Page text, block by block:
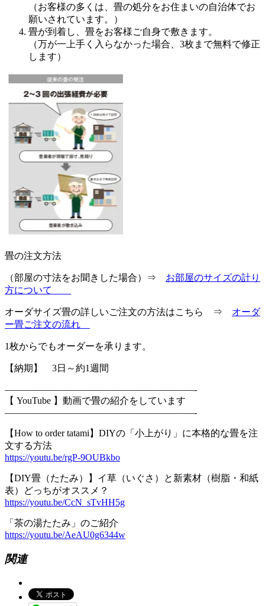
（お客様の多くは、畳の処分をお住まいの自治体でお
願いされています。）
畳が到着し、畳をお客様ご自身で敷きます。
（万が一上手く入らなかった場合、3枚まで無料で修正
します）
畳の注文方法
（部屋の寸法をお聞きした場合）⇒ お部屋のサイズの計り
方について
オーダサイズ畳の詳しいご注文の方法はこちら ⇒ オーダ
ー畳ご注文の流れ
1枚からでもオーダーを承ります。
【納期】 3日～約1週間
————————————————————-
【 YouTube 】動画で畳の紹介をしています
————————————————————-
【How to order tatami】DIYの「小上がり」に本格的な畳を注
文する方法
https://youtu.be/rgP-9OUBkbo
【DIY畳（たたみ）】イ草（いぐさ）と新素材（樹脂・和紙
表）どっちがオススメ？
https://youtu.be/CcN_sTvHH5g
「茶の湯たたみ」のご紹介
https://youtu.be/AeAU0g6344w
関連